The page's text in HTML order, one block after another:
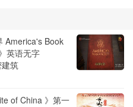
America's Book
英语无字
筑
of China 》第一